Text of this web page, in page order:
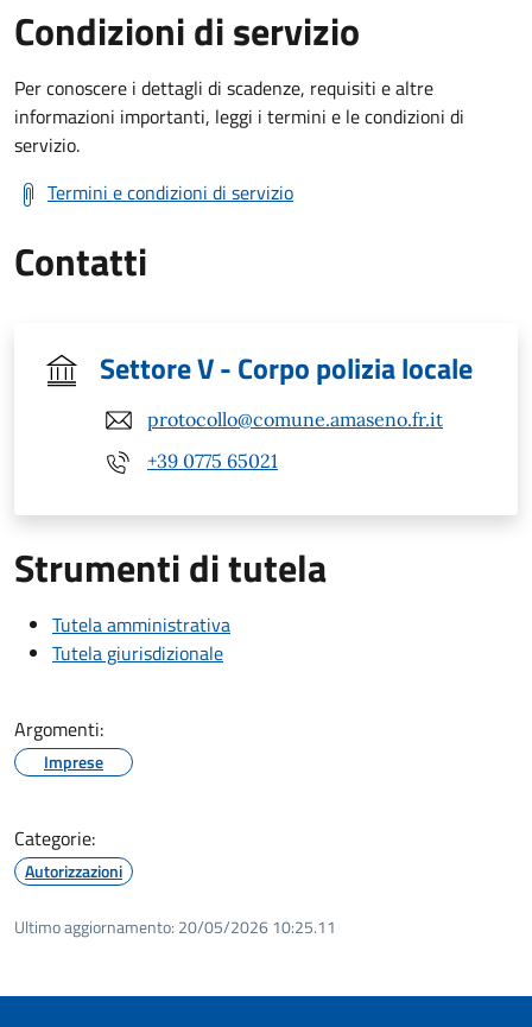
Condizioni di servizio
Per conoscere i dettagli di scadenze, requisiti e altre
informazioni importanti, leggi i termini e le condizioni di
servizio.
Termini e condizioni di servizio
Contatti
Settore V - Corpo polizia locale
protocollo@comune.amaseno.fr.it
+39 0775 65021
Strumenti di tutela
Tutela amministrativa
Tutela giurisdizionale
Argomenti:
Imprese
Categorie:
Autorizzazioni
Ultimo aggiornamento: 20/05/2026 10:25.11